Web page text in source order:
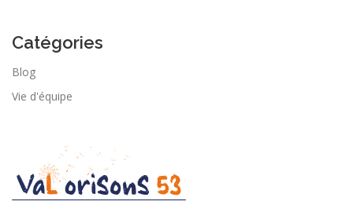
Catégories
Blog
Vie d'équipe